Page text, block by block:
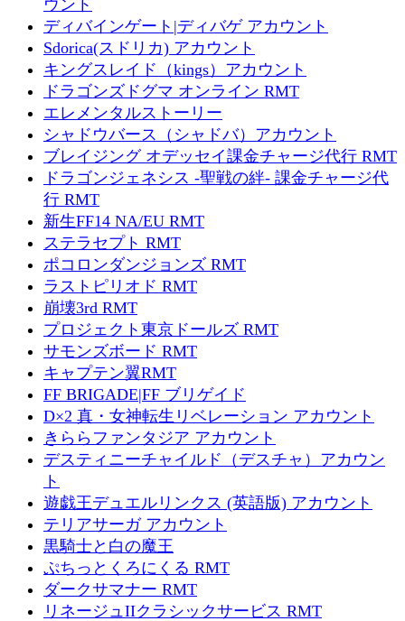
ウント
ディバインゲート|ディバゲ アカウント
Sdorica(スドリカ) アカウント
キングスレイド（kings）アカウント
ドラゴンズドグマ オンライン RMT
エレメンタルストーリー
シャドウバース（シャドバ）アカウント
ブレイジング オデッセイ課金チャージ代行 RMT
ドラゴンジェネシス -聖戦の絆- 課金チャージ代
行 RMT
新生FF14 NA/EU RMT
ステラセプト RMT
ポコロンダンジョンズ RMT
ラストピリオド RMT
崩壊3rd RMT
プロジェクト東京ドールズ RMT
サモンズボード RMT
キャプテン翼RMT
FF BRIGADE|FF ブリゲイド
D×2 真・女神転生リベレーション アカウント
きららファンタジア アカウント
デスティニーチャイルド（デスチャ）アカウン
ト
遊戯王デュエルリンクス (英語版) アカウント
テリアサーガ アカウント
黒騎士と白の魔王
ぷちっとくろにくる RMT
ダークサマナー RMT
リネージュIIクラシックサービス RMT